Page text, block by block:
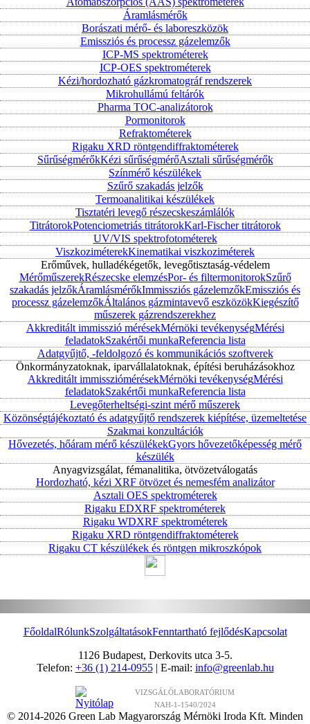
Áramlásmérők
Borászati mérő- és laboreszközök
Emissziós és processz gázelemzők
ICP-MS spektrométerek
ICP-OES spektrométerek
Kézi/hordozható gázkromatográf rendszerek
Mikrohullámú feltárók
Pharma TOC-analizátorok
Pormonitorok
Refraktométerek
Rigaku XRD röntgendiffraktométerek
SűrűségmérőkKézi sűrűségmérőAsztali sűrűségmérők
Színmérő készülékek
Szűrő szakadás jelzők
Termoanalitikai készülékek
Tisztatéri levegő részecskeszámlálók
TitrátorokPotenciometriás titrátorokKarl-Fischer titrátorok
UV/VIS spektrofotométerek
ViszkoziméterekKinematikai viszkoziméterek
Erőművek, hulladékégetők, levegőtisztaság-védelem
MérőműszerekRészecske elemzésPor- és filtermonitorokSzűrő
szakadás jelzőkÁramlásmérőkImmissziós gázelemzőkEmissziós és
processz gázelemzőkÁltalános gázmintavevő eszközökKiegészítő
műszerek gázrendszerekhez
Akkreditált immisszió mérésekMérnöki tevékenységMérési
feladatokSzakértői munkaReferencia lista
Adatgyűjtő, -feldolgozó és kommunikációs szoftverek
Önkormányzatoknak, iparvállalatoknak, építési beruházásokhoz
Akkreditált immissziómérésekMérnöki tevékenységMérési
feladatokSzakértői munkaReferencia lista
Levegőterheltségi-szint mérő műszerek
Közönségtájékoztató és adatgyűjtő rendszerek kiépítése, üzemeltetése
Szakmai konzultációk
Hővezetés, hőáram mérő készülékekGyors hővezetőképesség mérő
készülék
Anyagvizsgálat, fémanalitika, ötvözetválogatás
Hordozható, kézi XRF ötvözet és nemesfém analizátor
Asztali OES spektrométerek
Rigaku EDXRF spektrométerek
Rigaku WDXRF spektrométerek
Rigaku XRD röntgendiffraktométerek
Rigaku CT készülékek és röntgen mikroszkópok
FőoldalRólunkSzolgáltatásokFenntartható fejlődésKapcsolat
1126 Budapest, Derkovits utca 3-5.
Telefon: +36 (1) 214-0955| E-mail: info@greenlab.hu
VIZSGÁLÓLABORATÓRIUM
NAH-1-1540/2024
© 2014-2026 Green Lab Magyarország Mérnöki Iroda Kft. Minden